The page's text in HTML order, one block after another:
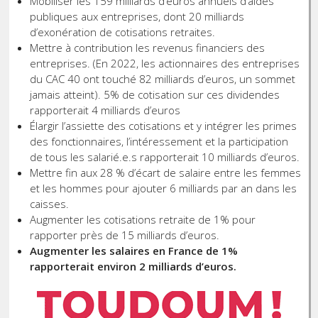
publiques aux entreprises, dont 20 milliards
d’exonération de cotisations retraites.
Mettre à contribution les revenus financiers des
entreprises. (En 2022, les actionnaires des entreprises
du CAC 40 ont touché 82 milliards d’euros, un sommet
jamais atteint). 5% de cotisation sur ces dividendes
rapporterait 4 milliards d’euros
Élargir l’assiette des cotisations et y intégrer les primes
des fonctionnaires, l’intéressement et la participation
de tous les salarié.e.s rapporterait 10 milliards d’euros.
Mettre fin aux 28 % d’écart de salaire entre les femmes
et les hommes pour ajouter 6 milliards par an dans les
caisses.
Augmenter les cotisations retraite de 1% pour
rapporter près de 15 milliards d’euros.
Augmenter les salaires en France de 1%
rapporterait environ 2 milliards d’euros.